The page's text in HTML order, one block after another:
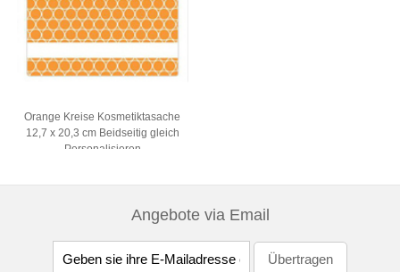
Orange Kreise Kosmetiktasache
12,7 x 20,3 cm Beidseitig gleich
Personalisieren
Angebote via Email